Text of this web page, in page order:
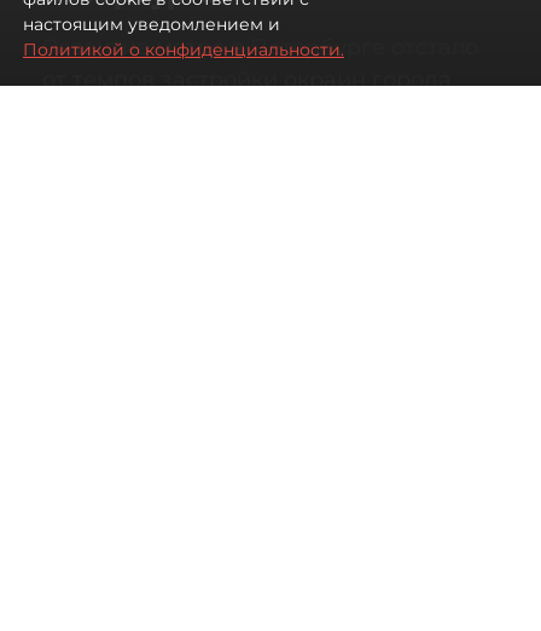
Развитие метро в Петербурге отстало
от темпов застройки окраин города
настоящим уведомлением и
Политикой о конфиденциальности.